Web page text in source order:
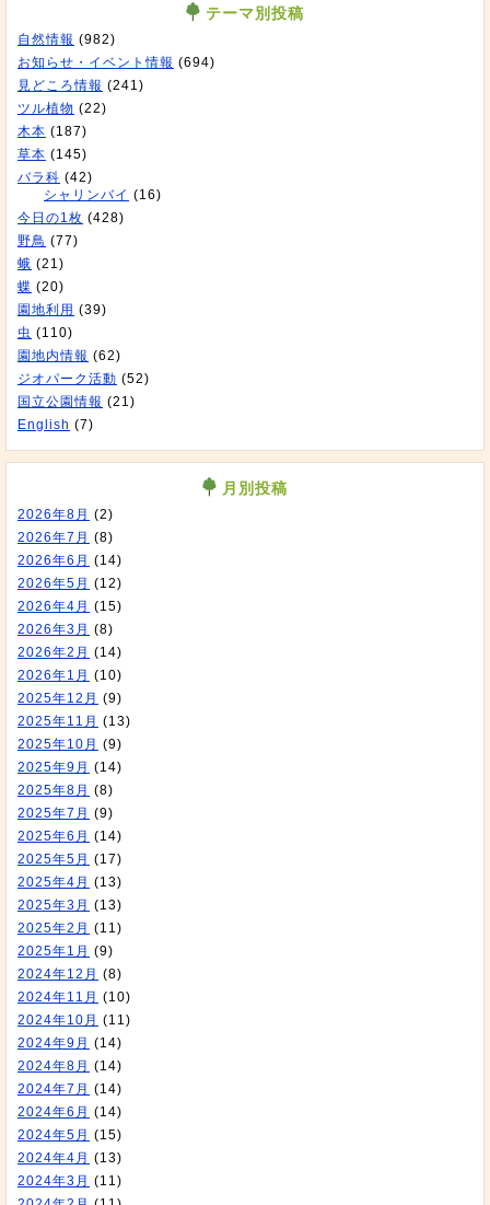
テーマ別投稿
自然情報 (982)
お知らせ・イベント情報 (694)
見どころ情報 (241)
ツル植物 (22)
木本 (187)
草本 (145)
バラ科 (42)
シャリンバイ (16)
今日の1枚 (428)
野鳥 (77)
蛾 (21)
蝶 (20)
園地利用 (39)
虫 (110)
園地内情報 (62)
ジオパーク活動 (52)
国立公園情報 (21)
English (7)
月別投稿
2026年8月 (2)
2026年7月 (8)
2026年6月 (14)
2026年5月 (12)
2026年4月 (15)
2026年3月 (8)
2026年2月 (14)
2026年1月 (10)
2025年12月 (9)
2025年11月 (13)
2025年10月 (9)
2025年9月 (14)
2025年8月 (8)
2025年7月 (9)
2025年6月 (14)
2025年5月 (17)
2025年4月 (13)
2025年3月 (13)
2025年2月 (11)
2025年1月 (9)
2024年12月 (8)
2024年11月 (10)
2024年10月 (11)
2024年9月 (14)
2024年8月 (14)
2024年7月 (14)
2024年6月 (14)
2024年5月 (15)
2024年4月 (13)
2024年3月 (11)